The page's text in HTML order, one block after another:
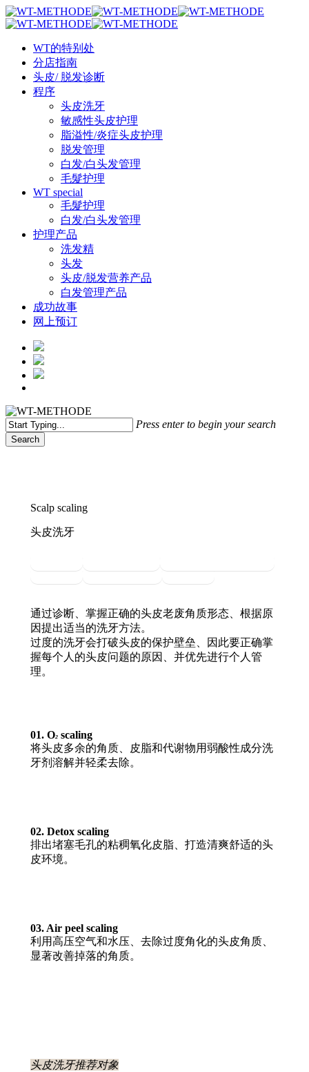
Skip
to
content
Menu
WT的特别处
分店指南
头皮/ 脱发诊断
程序
头皮洗牙
敏感性头皮护理
脂溢性/炎症头皮护理
脱发管理
白发/白头发管理
毛髮护理
WT special
毛髮护理
白发/白头发管理
护理产品
洗发精
头发
头皮/脱发营养产品
白发管理产品
成功故事
网上预订
Press enter to begin your search
Search
Scalp scaling
头皮洗牙
通过诊断、掌握正确的头皮老废角质形态、根据原
因提出适当的洗牙方法。
过度的洗牙会打破头皮的保护壁垒、因此要正确掌
握每个人的头皮问题的原因、并优先进行个人管
理。
01. O2 scaling
将头皮多余的角质、皮脂和代谢物用弱酸性成分洗
牙剂溶解并轻柔去除。
02. Detox scaling
排出堵塞毛孔的粘稠氧化皮脂、打造清爽舒适的头
皮环境。
03. Air peel scaling
利用高压空气和水压、去除过度角化的头皮角质、
显著改善掉落的角质。
头皮洗牙推荐对象